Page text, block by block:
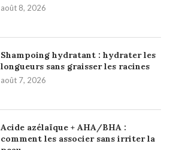
août 8, 2026
Shampoing hydratant : hydrater les
longueurs sans graisser les racines
août 7, 2026
Acide azélaïque + AHA/BHA :
comment les associer sans irriter la